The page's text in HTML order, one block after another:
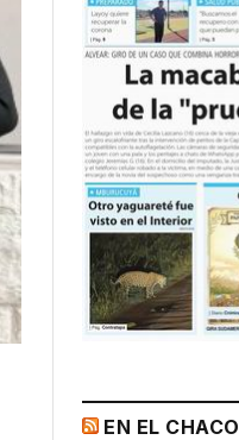
EN EL CHACO